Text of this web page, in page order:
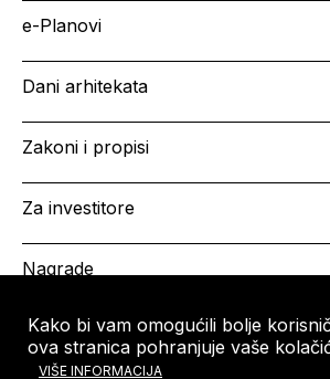
Kako bi vam omogućili bolje
ova stranica pohranjuje vaše
VIŠE INFORMACIJA
e-Planovi
Dani arhitekata
Zakoni i propisi
Za investitore
Nagrade
HRVATSKA KOMORA
ARHITEKATA